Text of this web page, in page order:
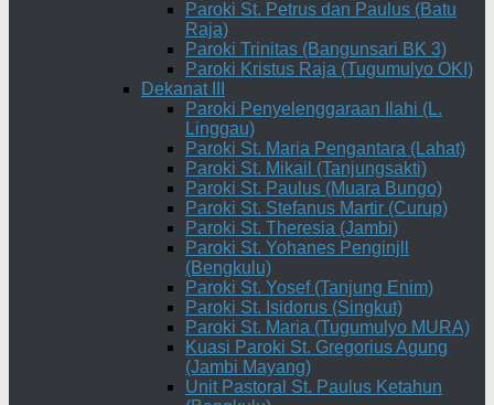
Paroki St. Petrus dan Paulus (Batu
Raja)
Paroki Trinitas (Bangunsari BK 3)
Paroki Kristus Raja (Tugumulyo OKI)
Dekanat III
Paroki Penyelenggaraan Ilahi (L.
Linggau)
Paroki St. Maria Pengantara (Lahat)
Paroki St. Mikail (Tanjungsakti)
Paroki St. Paulus (Muara Bungo)
Paroki St. Stefanus Martir (Curup)
Paroki St. Theresia (Jambi)
Paroki St. Yohanes Penginjll
(Bengkulu)
Paroki St. Yosef (Tanjung Enim)
Paroki St. Isidorus (Singkut)
Paroki St. Maria (Tugumulyo MURA)
Kuasi Paroki St. Gregorius Agung
(Jambi Mayang)
Unit Pastoral St. Paulus Ketahun